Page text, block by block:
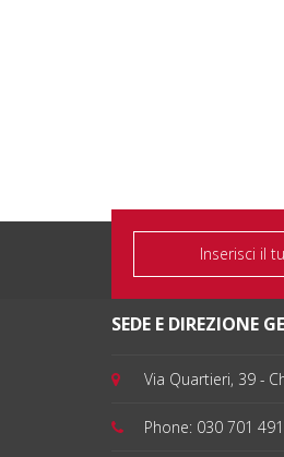
SEDE E DIREZIONE
Via Quartieri, 39 -
Phone: 030 701